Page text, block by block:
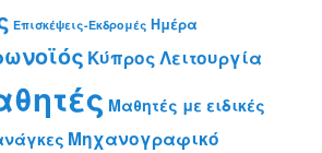
Επισκέψεις-Εκδρομές Ημέρα
ΚύπροςΛειτουργία
Μαθητές με ειδικές
Μηχανογραφικό